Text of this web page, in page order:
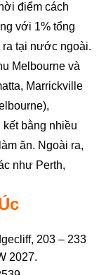
điểm cách
với 1% tổng
tại nước ngoài.
Melbourne và
Marrickville
bằng nhiều
ăn. Ngoài ra,
như Perth,
203 – 233
2027.